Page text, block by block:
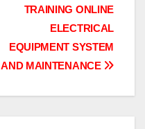
TRAINING ONLINE
ELECTRICAL
EQUIPMENT SYSTEM
AND MAINTENANCE